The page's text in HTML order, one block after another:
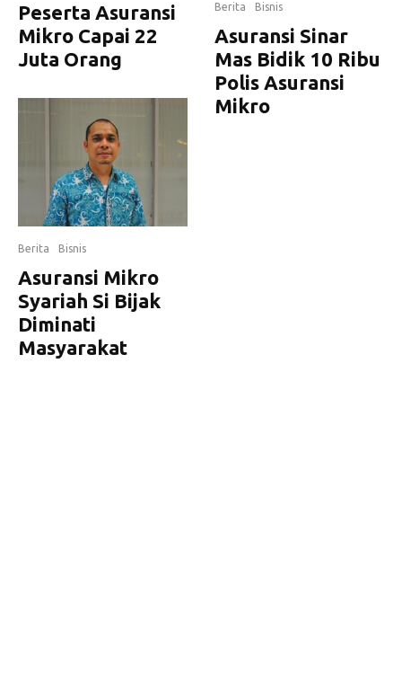
Peserta Asuransi
Mikro Capai 22
Juta Orang
Berita Bisnis
Asuransi Mikro
Syariah Si Bijak
Diminati
Masyarakat
Berita Bisnis
Asuransi Sinar
Mas Bidik 10 Ribu
Polis Asuransi
Mikro